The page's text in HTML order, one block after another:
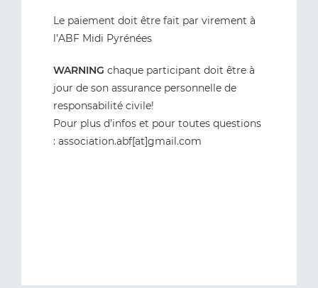
Le paiement doit être fait par virement à
l’ABF Midi Pyrénées
WARNING chaque participant doit être à
jour de son assurance personnelle de
responsabilité civile!
Pour plus d’infos et pour toutes questions
: association.abf[at]gmail.com